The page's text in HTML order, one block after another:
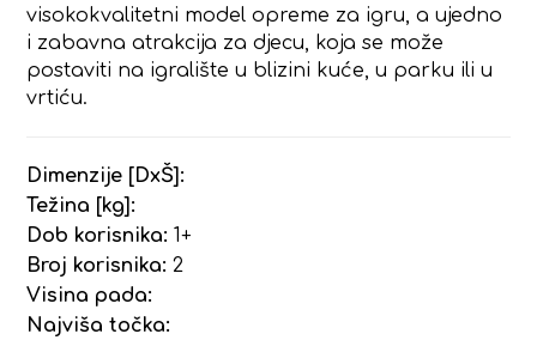
visokokvalitetni model opreme za igru, a ujedno
i zabavna atrakcija za djecu, koja se može
postaviti na igralište u blizini kuće, u parku ili u
vrtiću.
Dimenzije [DxŠ]:
Težina [kg]:
Dob korisnika: 1+
Broj korisnika: 2
Visina pada:
Najviša točka: